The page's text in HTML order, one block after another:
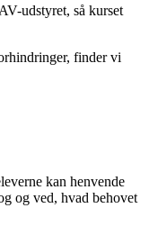
udstyret, så kurset
finder vi
kan henvende
og ved, hvad behovet